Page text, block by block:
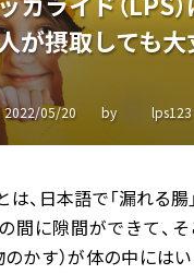
が摂取しても
2022/05/20 by lps123
、日本語で「漏れる腸
間に隙間ができて、
のかす）が体の中には